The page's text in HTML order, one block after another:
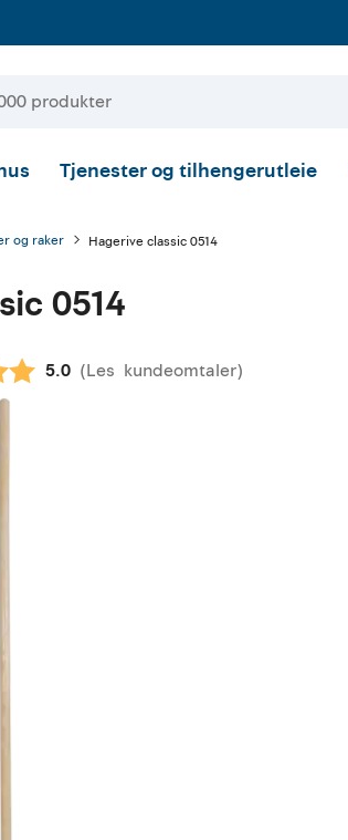
Tjenester og tilhengerutleie
og raker Hagerive classic 0514
0514
Gjennomsnittskarakter:
5.0 (Les kundeomtaler)